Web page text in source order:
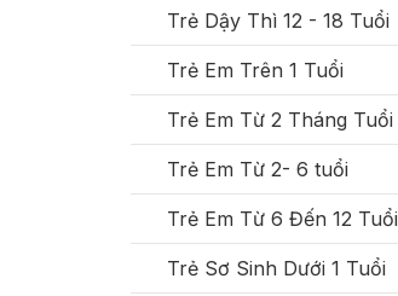
Trẻ Dậy Thì 12 - 18 Tuổi
Trẻ Em Trên 1 Tuổi
Trẻ Em Từ 2 Tháng Tuổi
Trẻ Em Từ 2- 6 tuổi
Trẻ Em Từ 6 Đến 12 Tuổi
Trẻ Sơ Sinh Dưới 1 Tuổi